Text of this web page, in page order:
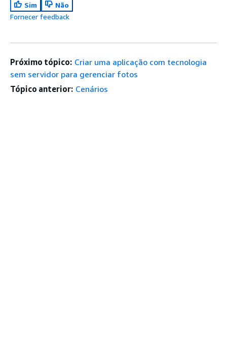
Sim
Não
Fornecer feedback
Próximo tópico: Criar uma aplicação com tecnologia
sem servidor para gerenciar fotos
Tópico anterior: Cenários